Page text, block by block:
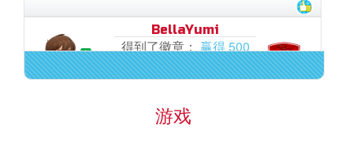
BellaYumi
得到了徽章：赢得 500
超级分!
6 小时 之前。
BellaYumi
游戏